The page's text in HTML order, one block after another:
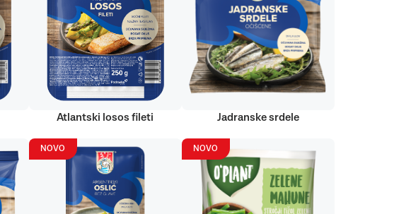
Atlantski losos fileti Jadranske srdele
NOVO NOVO